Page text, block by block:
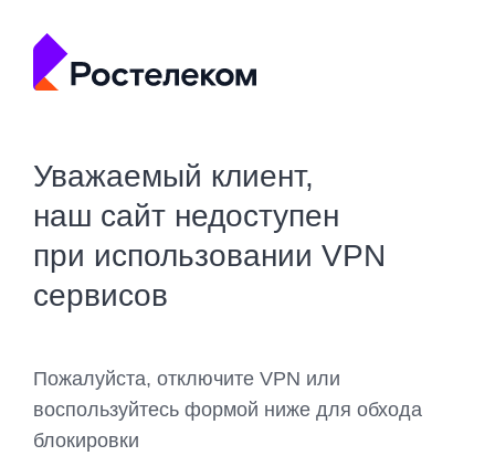
Уважаемый клиент,
наш сайт недоступен
при использовании VPN
сервисов
Пожалуйста, отключите VPN или
воспользуйтесь формой ниже для обхода
блокировки